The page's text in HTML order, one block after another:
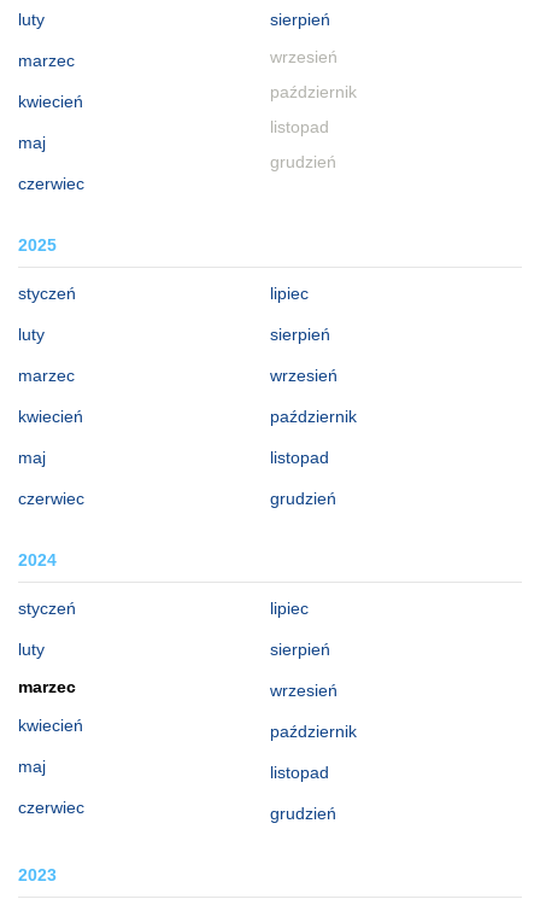
luty
marzec
kwiecień
maj
czerwiec
sierpień
wrzesień
październik
listopad
grudzień
2025
styczeń
luty
marzec
kwiecień
maj
czerwiec
lipiec
sierpień
wrzesień
październik
listopad
grudzień
2024
styczeń
luty
marzec
kwiecień
maj
czerwiec
lipiec
sierpień
wrzesień
październik
listopad
grudzień
2023